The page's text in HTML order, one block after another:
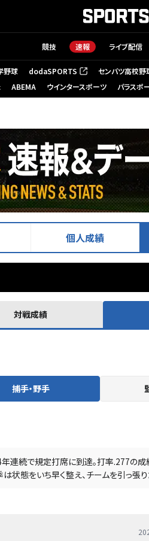
競技 速報 ライブ配信
野球 dodaSPORTS
（新しいタブで開く） センバツ高校野
ABEMA ウインタースポーツ パラスポ
個人成績
対戦成績
捕手・野手
連続で規定打席に到達。打率.277の成
状態をいち早く整え、チームを引っ張り